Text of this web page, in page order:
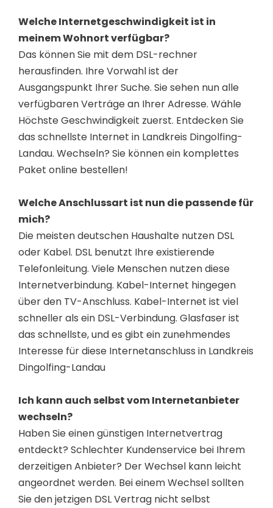
Welche Internetgeschwindigkeit ist in
meinem Wohnort verfügbar?
Das können Sie mit dem DSL-rechner
herausfinden. Ihre Vorwahl ist der
Ausgangspunkt Ihrer Suche. Sie sehen nun alle
verfügbaren Verträge an Ihrer Adresse. Wähle
Höchste Geschwindigkeit zuerst. Entdecken Sie
das schnellste Internet in Landkreis Dingolfing-
Landau. Wechseln? Sie können ein komplettes
Paket online bestellen!
Welche Anschlussart ist nun die passende für
mich?
Die meisten deutschen Haushalte nutzen DSL
oder Kabel. DSL benutzt Ihre existierende
Telefonleitung. Viele Menschen nutzen diese
Internetverbindung. Kabel-Internet hingegen
über den TV-Anschluss. Kabel-Internet ist viel
schneller als ein DSL-Verbindung. Glasfaser ist
das schnellste, und es gibt ein zunehmendes
Interesse für diese Internetanschluss in Landkreis
Dingolfing-Landau
Ich kann auch selbst vom Internetanbieter
wechseln?
Haben Sie einen günstigen Internetvertrag
entdeckt? Schlechter Kundenservice bei Ihrem
derzeitigen Anbieter? Der Wechsel kann leicht
angeordnet werden. Bei einem Wechsel sollten
Sie den jetzigen DSL Vertrag nicht selbst